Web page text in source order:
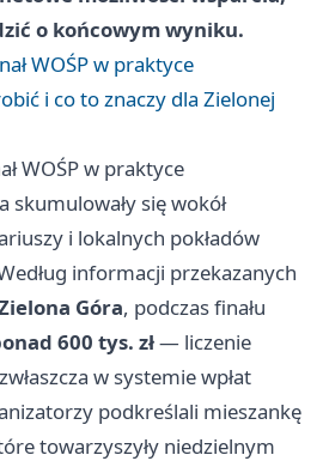
o końcowym wyniku.
WOŚP w praktyce
i co to znaczy dla Zielonej
WOŚP w praktyce
skumulowały się wokół
i lokalnych pokładów
informacji przekazanych
Góra, podczas finału
600 tys. zł— liczenie
w systemie wpłat
podkreślali mieszankę
towarzyszyły niedzielnym